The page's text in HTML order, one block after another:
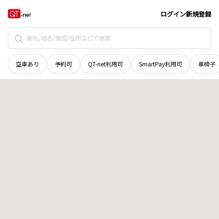
ログイン新規登録
空車あり 予約可 QT-net利用可 SmartPay利用可 車椅子
和歌山県